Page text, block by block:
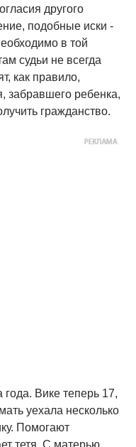
другого
подобные иски -
в той
судьи не всегда
как правило,
забравшего ребенка,
гражданство.
Вике теперь 17,
уехала несколько
Помогают
тетя. С матерью